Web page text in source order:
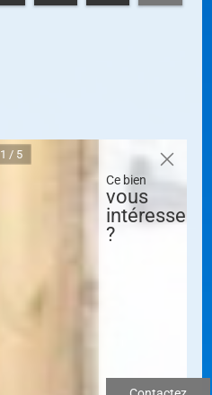
Ce bien
vous
intéresse
?
1 / 5